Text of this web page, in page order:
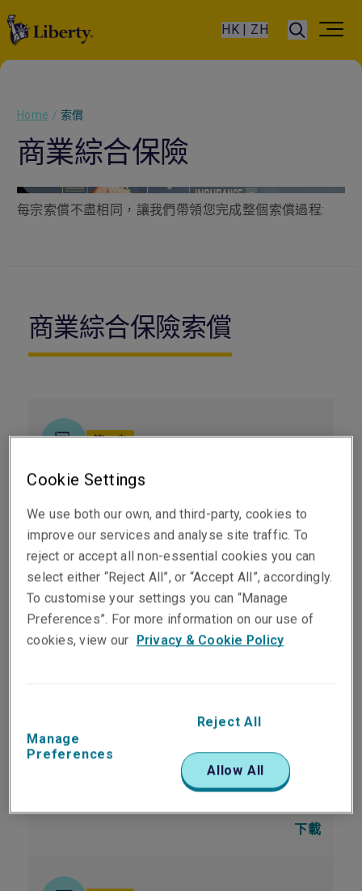
HK | ZH
Home / 索償
商業綜合保險
每宗索償不盡相同，讓我們帶領您完成整個索償過程:
商業綜合保險索償
第一步
發生任何可能引起保險索償的事件，請盡快填寫
及遞交書面索償申請，並附上所有相關文件。
勞工處表格2/2B可於勞工處網頁下載(只適用
於勞工保險)
財產及營業受阻保險索償表格
財產及營業受阻保險索償表格
下載
Cookie Settings
We use both our own, and third-party, cookies to
improve our services and analyse site traffic. To
reject or accept all non-essential cookies you can
select either “Reject All”, or “Accept All”, accordingly.
To customise your settings you can “Manage
Preferences”. For more information on our use of
cookies, view our Privacy & Cookie Policy
Manage
Preferences
Reject All
Allow All